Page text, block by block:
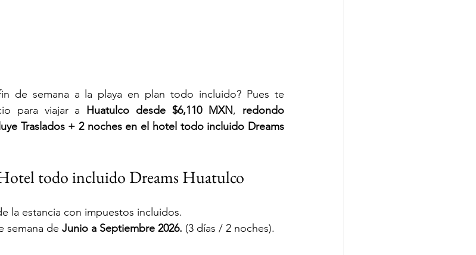
de semana a la playa en plan todo incluido? Pues te
para viajar a Huatulco desde $6,110 MXN, redondo
Traslados + 2 noches en el hotel todo incluido Dreams
todo incluido Dreams Huatulco
la estancia con impuestos incluidos.
semana de Junio a Septiembre 2026. (3 días / 2 noches).